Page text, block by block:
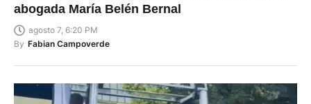
abogada María Belén Bernal
agosto 7, 6:20 PM
By Fabian Campoverde